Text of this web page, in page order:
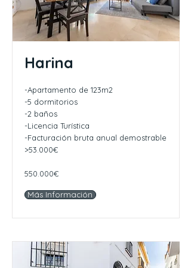
Harina
-Apartamento de 123m2
-5 dormitorios
-2 baños
-Licencia Turística
-Facturación bruta anual demostrable
>53.000€
550.000€
Más Información